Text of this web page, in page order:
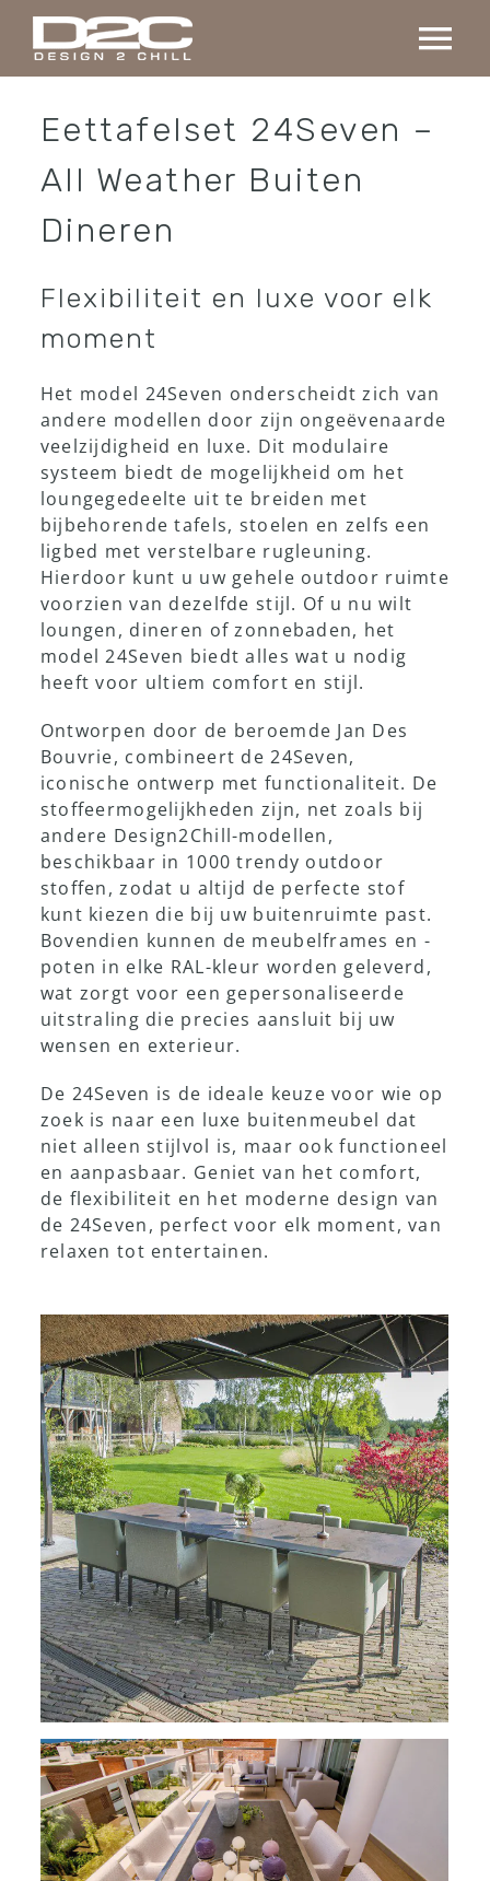
naar
inhoud
Collectie
Projecten
Over ons
Contact
Showroom
Eettafelset 24Seven –
All Weather Buiten
Dineren
Flexibiliteit en luxe voor elk
moment
Het model 24Seven onderscheidt zich van
andere modellen door zijn ongeëvenaarde
veelzijdigheid en luxe. Dit modulaire
systeem biedt de mogelijkheid om het
loungegedeelte uit te breiden met
bijbehorende tafels, stoelen en zelfs een
ligbed met verstelbare rugleuning.
Hierdoor kunt u uw gehele outdoor ruimte
voorzien van dezelfde stijl. Of u nu wilt
loungen, dineren of zonnebaden, het
model 24Seven biedt alles wat u nodig
heeft voor ultiem comfort en stijl.
Ontworpen door de beroemde Jan Des
Bouvrie, combineert de 24Seven,
iconische ontwerp met functionaliteit. De
stoffeermogelijkheden zijn, net zoals bij
andere Design2Chill-modellen,
beschikbaar in 1000 trendy outdoor
stoffen, zodat u altijd de perfecte stof
kunt kiezen die bij uw buitenruimte past.
Bovendien kunnen de meubelframes en -
poten in elke RAL-kleur worden geleverd,
wat zorgt voor een gepersonaliseerde
uitstraling die precies aansluit bij uw
wensen en exterieur.
De 24Seven is de ideale keuze voor wie op
zoek is naar een luxe buitenmeubel dat
niet alleen stijlvol is, maar ook functioneel
en aanpasbaar. Geniet van het comfort,
de flexibiliteit en het moderne design van
de 24Seven, perfect voor elk moment, van
relaxen tot entertainen.